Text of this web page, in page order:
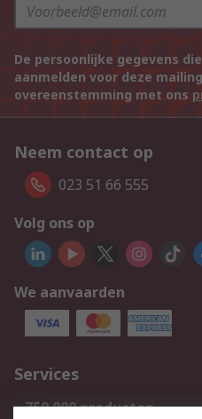
De persoonlijke gegevens
aanmelden voor deze
overeenstemming met ons
Neem contact op
023 51 66 555
Volg ons op
We aanvaarden
Services
750.000 producten